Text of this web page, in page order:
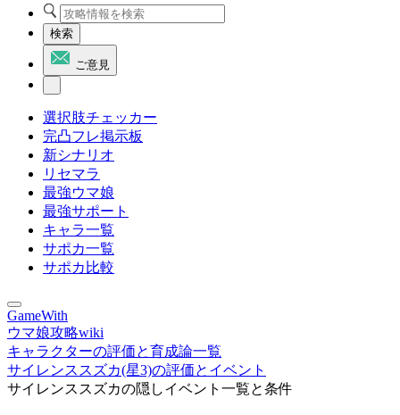
検索
ご意見
選択肢チェッカー
完凸フレ掲示板
新シナリオ
リセマラ
最強ウマ娘
最強サポート
キャラ一覧
サポカ一覧
サポカ比較
GameWith
ウマ娘攻略wiki
キャラクターの評価と育成論一覧
サイレンススズカ(星3)の評価とイベント
サイレンススズカの隠しイベント一覧と条件